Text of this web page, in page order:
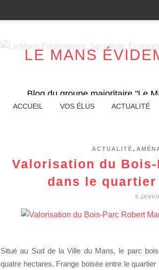
LE MANS
Blog du groupe majoritaire "Le
ACCUEIL VOS ÉLUS ACTUALITÉ
ACTUALITÉ ,
Valorisation du Bois-
dans le
5
Situé au Sud de la Ville du Mans, le parc
quatre hectares. Frange boisée entre le